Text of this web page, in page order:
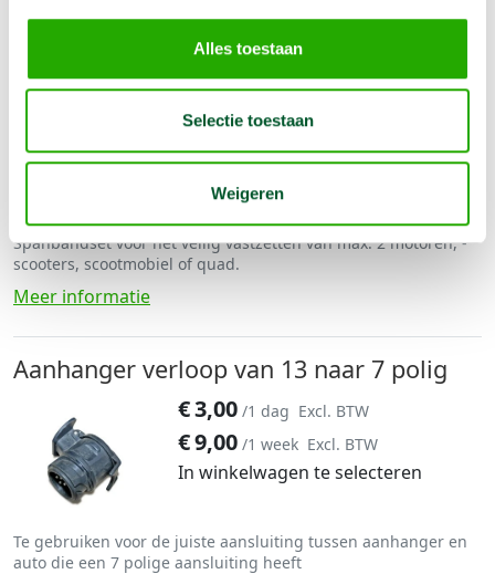
Alles toestaan
Selectie toestaan
Weigeren
Spanbanden set
€11,00 /1 dag Excl. BTW
33,00 /1 week
In winkelwagen te selecteren
Spanbandset voor het veilig vastzetten van max. 2 motoren, -
scooters, scootmobiel of quad.
Meer informatie
Aanhanger verloop van 13 naar 7 polig
€3,00 /1 dag Excl. BTW
€9,00 /1 week Excl. BTW
In winkelwagen te selecteren
Te gebruiken voor de juiste aansluiting tussen aanhanger en
auto die een 7 polige aansluiting heeft